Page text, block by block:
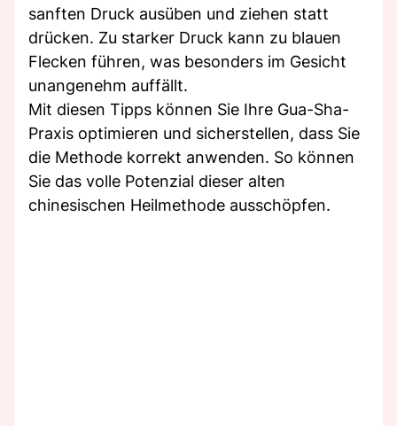
sanften Druck ausüben und ziehen statt
drücken. Zu starker Druck kann zu blauen
Flecken führen, was besonders im Gesicht
unangenehm auffällt.
Mit diesen Tipps können Sie Ihre Gua-Sha-
Praxis optimieren und sicherstellen, dass Sie
die Methode korrekt anwenden. So können
Sie das volle Potenzial dieser alten
chinesischen Heilmethode ausschöpfen.